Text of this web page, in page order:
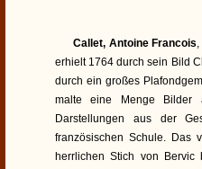
Callet, Antoine Francois
erhielt 1764 durch sein Bild
durch ein großes
malte eine Menge Bilder
Darstellungen aus der
französischen Schule. Das
herrlichen Stich von